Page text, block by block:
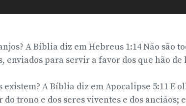
A Bíblia diz em Hebreus 1:14 Não são
enviados para servir a favor dos que hão de
existem? A Bíblia diz em Apocalipse 5:11 E
do trono e dos seres viventes e dos anciãos;